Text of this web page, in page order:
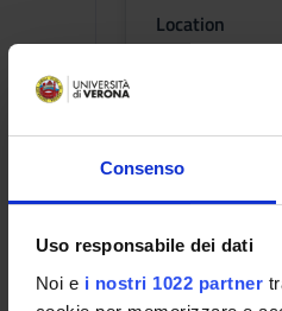
Consenso
Uso responsabile dei dati
Noi e i nostri 1022 partner
Location
VERONA
Learning
Module: STORIA